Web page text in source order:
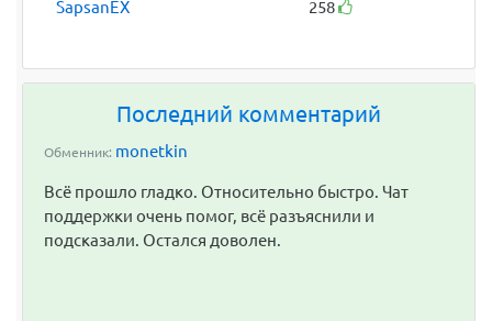
SapsanEX 258
Последний комментарий
Обменник: monetkin
Всё прошло гладко. Относительно быстро. Чат
поддержки очень помог, всё разъяснили и
подсказали. Остался доволен.